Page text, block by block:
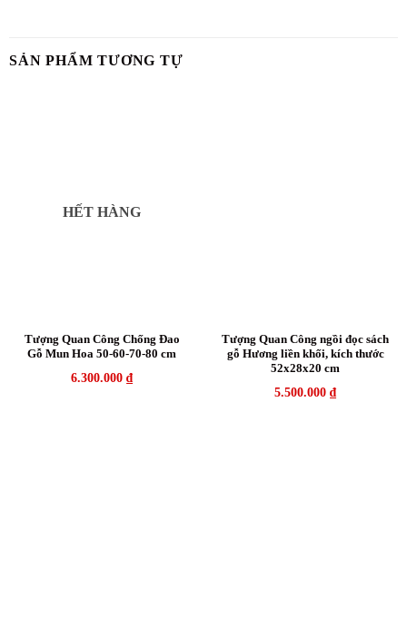
SẢN PHẨM TƯƠNG TỰ
HẾT HÀNG
Tượng Quan Công Chống Đao
Gỗ Mun Hoa 50-60-70-80 cm
6.300.000 ₫
Tượng Quan Công ngồi đọc sách
gỗ Hương liền khối, kích thước
52x28x20 cm
5.500.000 ₫